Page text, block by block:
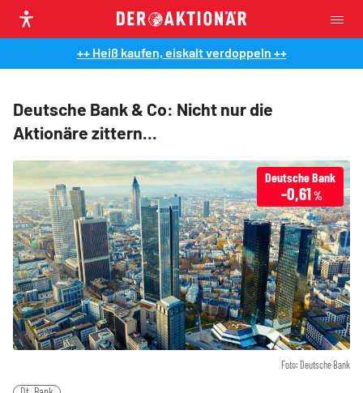
++ Heiß kaufen, eiskalt verdoppeln ++
Deutsche Bank & Co: Nicht nur die
Aktionäre zittern...
Foto: Deutsche Bank
Deutsche Bank
-0,61%